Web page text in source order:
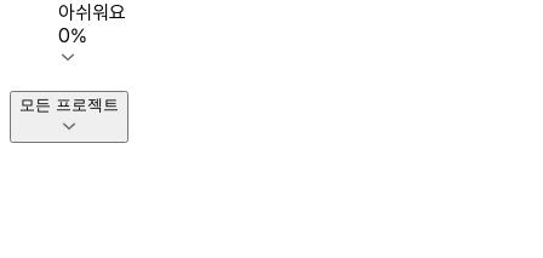
아쉬워요
0%
모든 프로젝트